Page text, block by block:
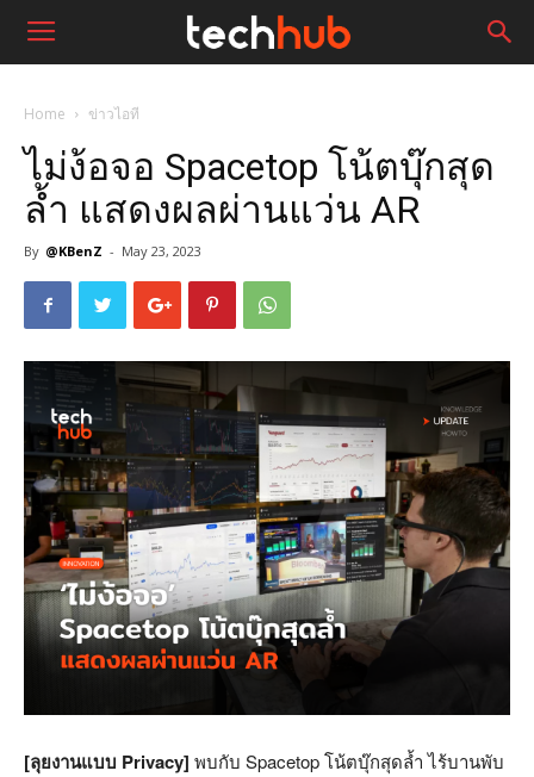
Home ข่าวไอที
ไม่ง้อจอ Spacetop โน้ตบุ๊กสุด
ล้ำ แสดงผลผ่านแว่น AR
By @KBenZ - May 23, 2023
[ลุยงานแบบ Privacy] พบกับ Spacetop โน้ตบุ๊กสุดล้ำ ไร้บานพับ